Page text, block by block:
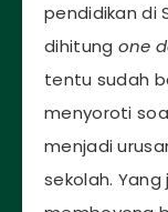
pendidikan di
dihitung one
tentu sudah
menyoroti
menjadi
sekolah.